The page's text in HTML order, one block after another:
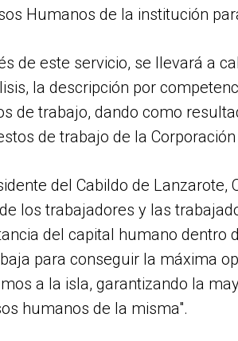
Humanos de la institución
de este servicio, se llevará a
la descripción por
de trabajo, dando como
de trabajo de la
del Cabildo de Lanzarote,
los trabajadores y las
del capital humano dentro
para conseguir la máxima
a la isla, garantizando la
humanos de la misma".